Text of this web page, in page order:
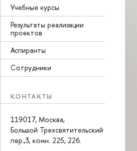
Учебные курсы
Результаты реализации
проектов
Аспиранты
Сотрудники
КОНТАКТЫ
119017, Москва,
Большой Трехсвятительский
пер.,3, комн. 225, 226.